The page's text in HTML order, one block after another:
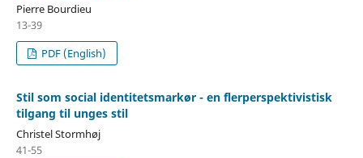
Pierre Bourdieu
13-39
PDF (English)
Stil som social identitetsmarkør - en flerperspektivistisk
tilgang til unges stil
Christel Stormhøj
41-55